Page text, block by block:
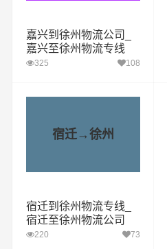
嘉兴到徐州物流公司_
嘉兴至徐州物流专线
325 108
宿迁→徐州
宿迁到徐州物流专线_
宿迁至徐州物流公司
220 73